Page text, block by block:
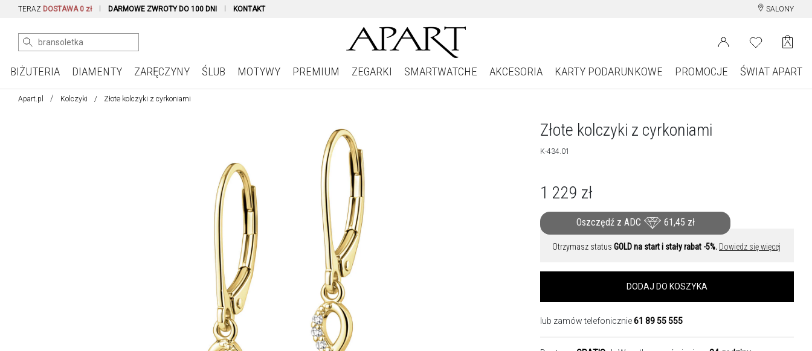
TERAZ DOSTAWA 0 zł DARMOWE ZWROTY DO 100 DNI KONTAKT SALONY
BIŻUTERIA DIAMENTY ZARĘCZYNY ŚLUB MOTYWY PREMIUM ZEGARKI SMARTWATCHE AKCESORIA KARTY PODARUNKOWE PROMOCJE ŚWIAT APART
Apart.pl Kolczyki Złote kolczyki z cyrkoniami
Złote kolczyki z cyrkoniami
K-434.01
1 229 zł
Oszczędź z ADC 61,45 zł
Otrzymasz status GOLD na start i stały rabat -5%. Dowiedz się więcej
DODAJ DO KOSZYKA
lub zamów telefonicznie61 89 55 555